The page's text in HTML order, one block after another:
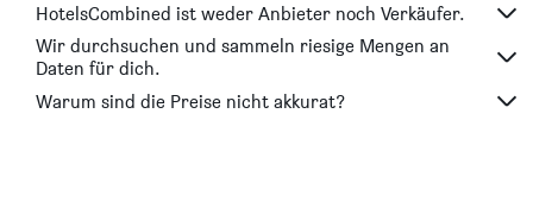
HotelsCombined ist weder Anbieter noch Verkäufer.
Wir durchsuchen und sammeln riesige Mengen an
Daten für dich.
Warum sind die Preise nicht akkurat?